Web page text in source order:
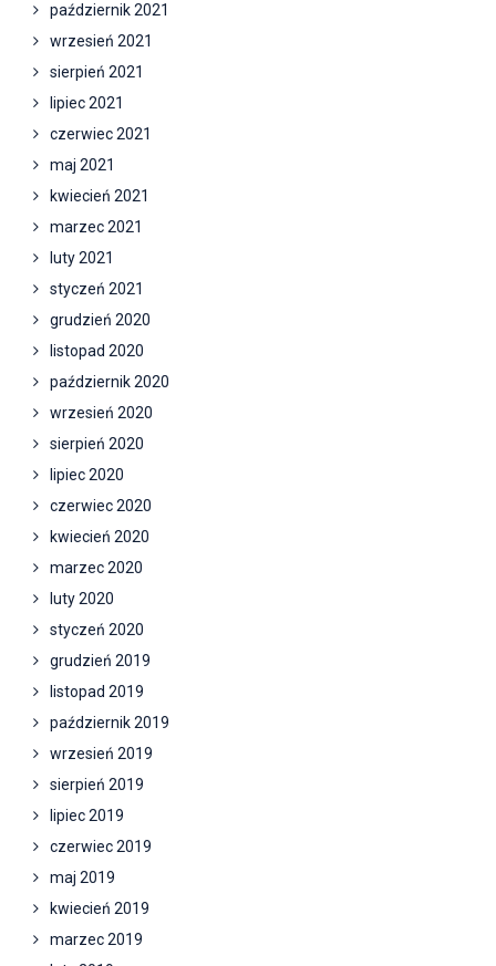
październik 2021
wrzesień 2021
sierpień 2021
lipiec 2021
czerwiec 2021
maj 2021
kwiecień 2021
marzec 2021
luty 2021
styczeń 2021
grudzień 2020
listopad 2020
październik 2020
wrzesień 2020
sierpień 2020
lipiec 2020
czerwiec 2020
kwiecień 2020
marzec 2020
luty 2020
styczeń 2020
grudzień 2019
listopad 2019
październik 2019
wrzesień 2019
sierpień 2019
lipiec 2019
czerwiec 2019
maj 2019
kwiecień 2019
marzec 2019